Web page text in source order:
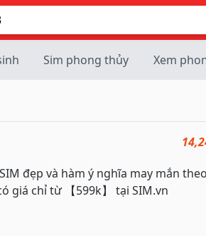
Sim phong thủy Xem
đẹp và hàm ý nghĩa may mắn
giá chỉ từ 【599k】 tại SIM.vn